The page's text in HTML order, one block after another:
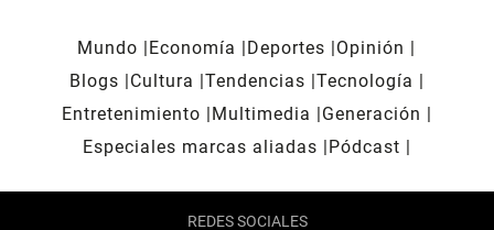
Mundo Economía Deportes
Opinión
Blogs
Cultura Tendencias Tecnología
Entretenimiento
Multimedia
Generación
Especiales marcas aliadas
Pódcast
REDES SOCIALES